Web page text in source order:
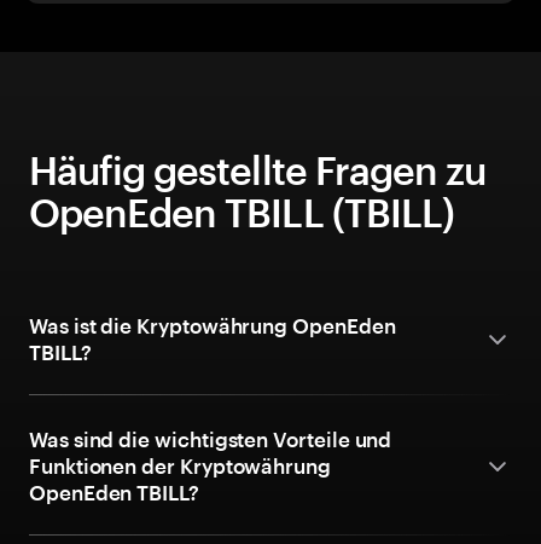
Häufig gestellte Fragen zu
OpenEden TBILL (TBILL)
Was ist die Kryptowährung OpenEden
TBILL?
Was sind die wichtigsten Vorteile und
Funktionen der Kryptowährung
OpenEden TBILL?